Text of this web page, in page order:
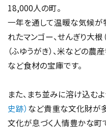
18,000人の町。
一年を通して温暖な気候が
れたマンゴー、せんぎり大根
（ふゆうがき）、米などの
など食材の宝庫です。
また、まち並みに溶け込む
史跡） など貴重な文化財が
文化が息づく人情豊かな町